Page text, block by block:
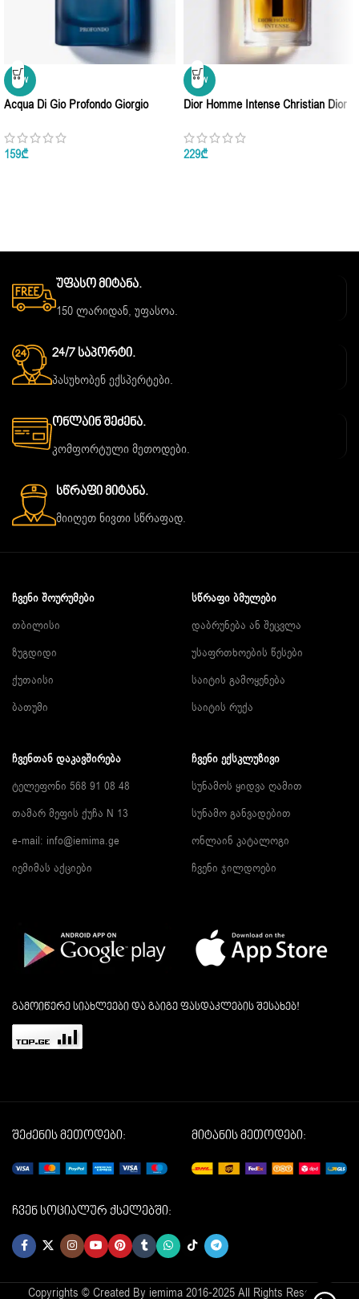
NEW
Acqua Di Gio Profondo Giorgio
159₾
NEW
Dior Homme Intense Christian Dior
229₾
Უფასო Მიტანა.
150 ლარიდან, უფასოა.
24/7 Საპორტი.
პასუხობენ ექსპერტები.
Ონლაინ Შეძენა.
კომფორტული მეთოდები.
Სწრაფი Მიტანა.
მიიღეთ ნივთი სწრაფად.
ᲩᲕᲔᲜᲘ ᲨᲝᲣᲠᲣᲛᲔᲑᲘ
თბილისი
ზუგდიდი
ქუთაისი
ბათუმი
ᲡᲬᲠᲐᲤᲘ ᲑᲛᲣᲚᲔᲑᲘ
დაბრუნება ან შეცვლა
უსაფრთხოების წესები
საიტის გამოყენება
საიტის რუქა
ᲩᲕᲔᲜᲗᲐᲜ ᲓᲐᲙᲐᲕᲨᲘᲠᲔᲑᲐ
ტელეფონი 568 91 08 48
თამარ მეფის ქუჩა N 13
e-mail: info@iemima.ge
იემიმას აქციები
ᲩᲕᲔᲜᲘ ᲔᲥᲡᲙᲚᲣᲖᲘᲕᲘ
სუნამოს ყიდვა ღამით
სუნამო განვადებით
ონლაინ კატალოგი
ჩვენი ჯილდოები
გამოიწერე სიახლეები და გაიგე ფასდაკლების შესახებ!
შეძენის მეთოდები: მიტანის მეთოდები:
ჩვენ სოციალურ ქსელებში:
Copyrights © Created By iemima 2016-2025 All Rights Reserved